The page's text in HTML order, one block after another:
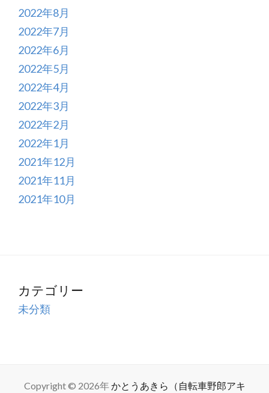
2022年8月
2022年7月
2022年6月
2022年5月
2022年4月
2022年3月
2022年2月
2022年1月
2021年12月
2021年11月
2021年10月
カテゴリー
未分類
Copyright © 2026年 かとうあきら（自転車野郎アキ